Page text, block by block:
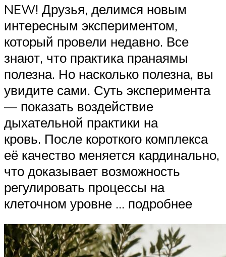
NEW! Друзья, делимся новым
интересным экспериментом,
который провели недавно. Все
знают, что практика пранаямы
полезна. Но насколько полезна, вы
увидите сами. Суть эксперимента
— показать воздействие
дыхательной практики на
кровь. После короткого комплекса
её качество меняется кардинально,
что доказывает возможность
регулировать процессы на
клеточном уровне … подробнее